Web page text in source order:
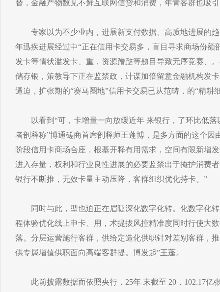
替，金融产物数见不鲜互联网信贷和消费，年青客群也吸
专家以为不少业内，进展新支付数据、高质地进展的趋
年迅疾进展经过中“正在信用卡交易多，盲目寻求商场份额
发卡等情状滥发卡、重，资源蹧跶等题目导致无序竞赛、
储存银，策教导下正在监禁政，计谋加倍留意金融机构发
逼迫，扩张期的“赛马圈地”信用卡交易已从范畴，的“精耕
以看到“可，卡增量一向放缓近年 来银行，了环比低落
者剖释称”博通磋商首席剖释师王蓬博，是多方面的这个因
阶段信用卡商场合座，根基开释有用需求，空间有限新增
进入存量，权利和行业良性进展的必要监禁出于掩护消费
银行不断推，无效卡量主动压降，客群组织优化持卡。”
同时与此，型也迫正在眉睫深化数字化转。化数字化转
程体验优化线上申卡、用，术提拔风控精准度同时行使大
落。分层运营施行客群，供给定造化供职针对差别客群，
供专属增值供职面向高端客群提。博发起”王蓬。
此前披露数据而依照央行，25年 末截至 20，102.17亿